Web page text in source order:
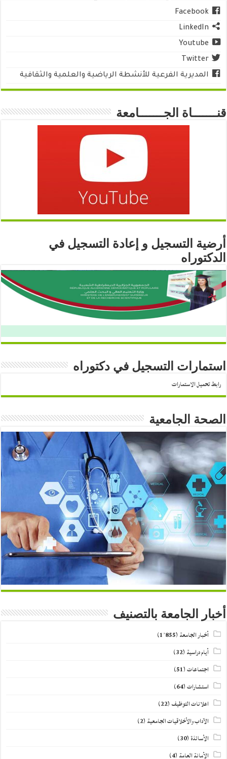
Facebook
LinkedIn
Youtube
Twitter
المديرية الفرعية للأنشطة الرياضية والعلمية والثقافية
قنـــــــاة الجـــــــامعة
أرضية التسجيل و إعادة التسجيل في
الدكتوراه
استمارات التسجيل في دكتوراه
رابط تحميل الاستمارات
الصحة الجامعية
أخبار الجامعة بالتصنيف
أخبار الجامعة (1٬855)
أيام دراسية (32)
اجتماعات(51)
استشارات(64)
اعلانات التوظيف (22)
الآداب والأخلاقيات الجامعية (2)
الأساتذة(30)
الأمانة العامة (4)